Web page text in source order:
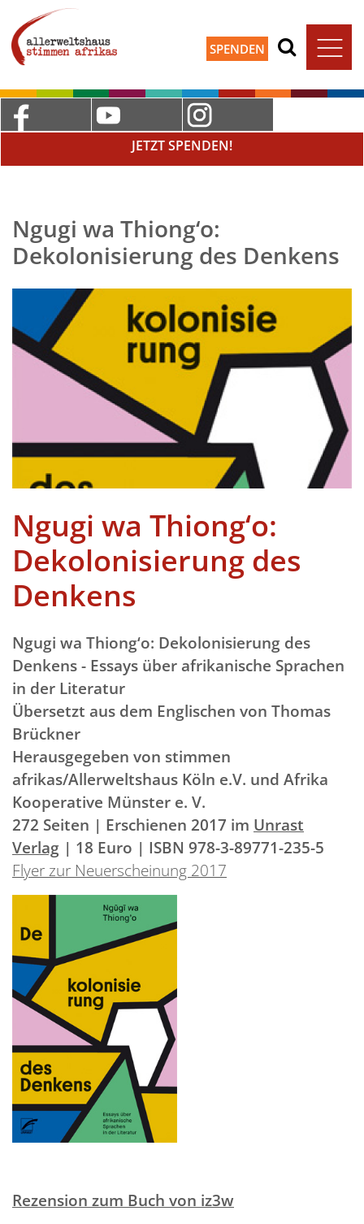
SPENDEN
JETZT SPENDEN!
Ngugi wa Thiong‘o:
Dekolonisierung des Denkens
Ngugi wa Thiong‘o:
Dekolonisierung des
Denkens
Ngugi wa Thiong‘o: Dekolonisierung des
Denkens - Essays über afrikanische Sprachen
in der Literatur
Übersetzt aus dem Englischen von Thomas
Brückner
Herausgegeben von stimmen
afrikas/Allerweltshaus Köln e.V. und Afrika
Kooperative Münster e. V.
272 Seiten | Erschienen 2017 im Unrast
Verlag | 18 Euro | ISBN 978-3-89771-235-5
Flyer zur Neuerscheinung 2017
Rezension zum Buch von iz3w